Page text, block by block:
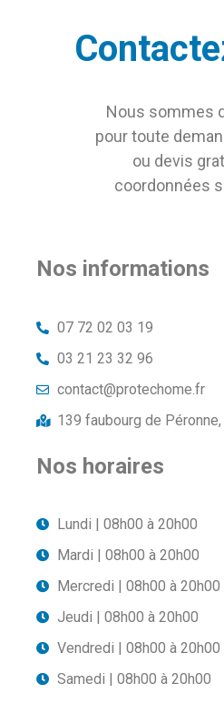
Nous sommes
pour toute
ou devis
coordonnées
Nos informations
07 72 02 03 19
03 21 23 32 96
contact@protechome.fr
139 faubourg de
Nos horaires
Lundi | 08h00 à 20h00
Mardi | 08h00 à 20h00
Mercredi | 08h00 à 20h00
Jeudi | 08h00 à 20h00
Vendredi | 08h00 à 20h00
Samedi | 08h00 à 20h00